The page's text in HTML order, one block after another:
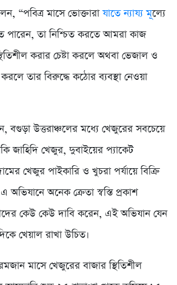
“পবিত্র মাসে ভোক্তারাযাতে ন্যায্য মূল্যে
পারেন, তা নিশ্চিত করতে আমরা কাজ
করার চেষ্টা করলে অথবা ভেজাল ও
করলে তার বিরুদ্ধে কঠোর ব্যবস্থা নেওয়া
বগুড়া উত্তরাঞ্চলের মধ্যে খেজুরের সবচেয়ে
জাহিদি খেজুর, দুবাইয়ের প্যাকেট
খেজুর পাইকারি ও খুচরা পর্যায়ে বিক্রি
অভিযানে অনেক ক্রেতা স্বস্তি প্রকাশ
কেউ কেউ দাবি করেন, এই অভিযান যেন
খেয়াল রাখা উচিত।
মাসে খেজুরের বাজার স্থিতিশীল